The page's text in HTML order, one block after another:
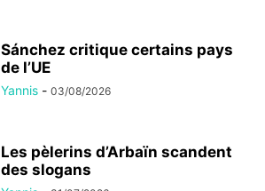
Sánchez critique certains pays
de l’UE
Yannis - 03/08/2026
Les pèlerins d’Arbaïn scandent
des slogans